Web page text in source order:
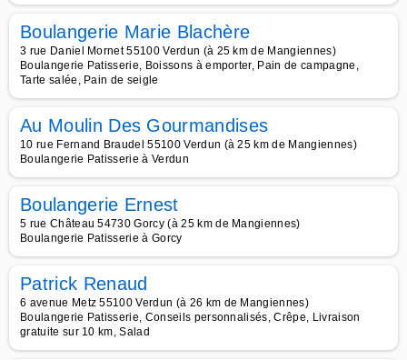
Boulangerie Marie Blachère
3 rue Daniel Mornet 55100 Verdun (à 25 km de Mangiennes)
Boulangerie Patisserie, Boissons à emporter, Pain de campagne,
Tarte salée, Pain de seigle
Au Moulin Des Gourmandises
10 rue Fernand Braudel 55100 Verdun (à 25 km de Mangiennes)
Boulangerie Patisserie à Verdun
Boulangerie Ernest
5 rue Château 54730 Gorcy (à 25 km de Mangiennes)
Boulangerie Patisserie à Gorcy
Patrick Renaud
6 avenue Metz 55100 Verdun (à 26 km de Mangiennes)
Boulangerie Patisserie, Conseils personnalisés, Crêpe, Livraison
gratuite sur 10 km, Salad